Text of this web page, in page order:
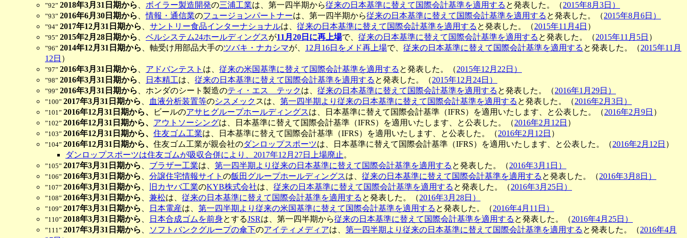
”92” 2018年3月31日期から ボイラー製造開発の三浦工業は、第一四半期から従来の日本基準に替えて国際会計基準を適用する と発表した。（2015年8月3日）
”93” 2016年6月30日期から 、情報・通信業のフュージョンパートナーは、第一四半期から従来の日本基準に替えて国際会計基準を適用する と発表した。（2015年8月6日）
”94” 2017年12月31日期から サントリー食品インターナショナルは、 従来の日本基準に替えて国際会計基準を適用する と発表した。（2015年11月4日 ）
”95” 2015年2月28日期から ベルシステム24ホールディングスが11月20日に再上場で、 従来の日本基準に替えて国際会計基準を適用する と発表した。（2015年11月5日 ）
”96” 2014年12月31日期から 、軸受け用部品大手のツバキ・ナカシマが、 12月16日をメド再上場で、 従来の日本基準に替えて国際会計基準を適用する と発表した。（2015年11月
12日 ）
”97” 2016年3月31日期から アドバンテスト は、 従来の米国基準に替えて国際会計基準を適用する と発表した。（2015年12月22日）
”98” 2016年3月31日期から 日本精工は、 従来の日本基準に替えて国際会計基準を適用する と発表した。（2015年12月24日）
”99” 2016年3月31日期から 、ホンダのシート製造のティ・エス テックは、 従来の日本基準に替えて国際会計基準を適用する と発表した。（2016年1月29日）
”100” 2017年3月31日期から 血液分析装置等のシスメック スは、 第一四半期より従来の日本基準に替えて国際会計基準を適用する と発表した。（2016年2月3日）
”101” 2016年12月31日期から、 ビールのアサヒグループホールディングスは、日本基準に替えて国際会計基準（IFRS）を適用いたします、と公表した。（2016年2月9日 ）
”102” 2016年12月31日期から、 アウトソーシングは、日本基準に替えて国際会計基準（IFRS）を適用いたします、と公表した。（2016年2月12日 ）
”103” 2016年12月31日期から、 住友ゴム工業は、日本基準に替えて国際会計基準（IFRS）を適用いたします、と公表した。（2016年2月12日 ）
”104” 2016年12月31日期から、 住友ゴム工業が親会社のダンロップスポーツは、日本基準に替えて国際会計基準（IFRS）を適用いたします、と公表した。（2016年2月12日 ）
ダンロップスポーツは住友ゴムが吸収合併により、2017年12月27日上場廃止 。
”105” 2017年3月31日期から ブラザー工業は、 第一四半期より従来の日本基準に替えて国際会計基準を適用する と発表した。（2016年3月1日）
”106” 2016年3月31日期から 分譲住宅情報サイト の飯田グループホールディングスは、 従来の日本基準に替えて国際会計基準を適用する と発表した。（2016年3月8日）
”107” 2016年3月31日期から 旧カヤバ工業のKYB株式会社は、 従来の日本基準に替えて国際会計基準を適用する と発表した。（2016年3月25日）
”108” 2016年3月31日期から 兼松は、 従来の日本基準に替えて国際会計基準を適用する と発表した。（2016年3月28日）
”109” 2017年3月31日期から 日本電産は、 第一四半期より従来の米国基準に替えて国際会計基準を適用する と発表した。（2016年4月11日）
”110” 2018年3月31日期から 日本合成ゴムを前身とするJSRは、第一四半期から従来の日本基準に替えて国際会計基準を適用する と発表した。（2016年4月25日）
”111” 2017年3月31日期から ソフトバンクグループの傘下のアイティメディアは、 第一四半期より従来の日本基準に替えて国際会計基準を適用する と発表した。（2016年4月